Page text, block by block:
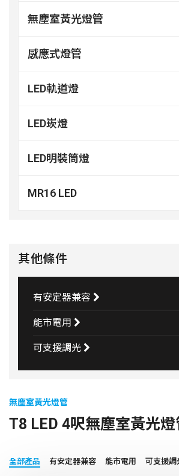
無塵室黃光燈管
感應式燈管
LED軌道燈
LED崁燈
LED明裝筒燈
MR16 LED
其他條件
有安定器兼容
能市電用
可支援調光
無塵室黃光燈管
T8 LED 4呎無塵室黃光燈
全部產品 有安定器兼容 能市電用 可支援調